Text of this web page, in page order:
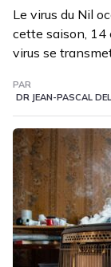
Le virus du Nil
cette saison, 14
virus se
PAR
DR JEAN-PASCAL